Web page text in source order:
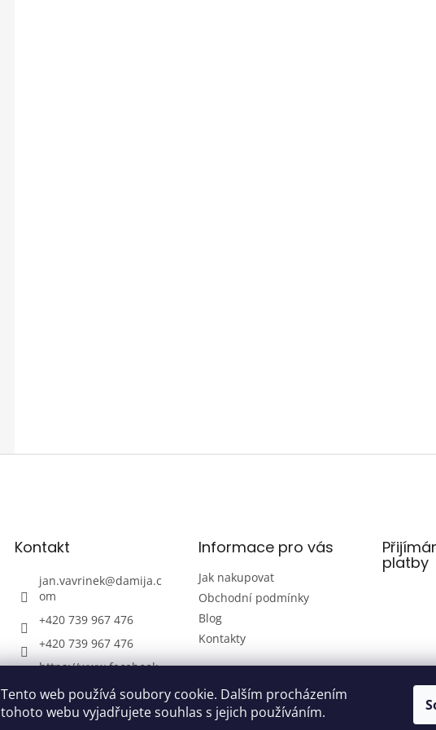
Tento web používá soubory cookie. Dalším procházením
tohoto webu vyjadřujete souhlas s jejich používáním.
Kontakt
jan.vavrinek@damija.c
om
+420 739 967 476
+420 739 967 476
https://www.facebook.
+420 739 967 476
Informace pro vás
Jak nakupovat
Obchodní podmínky
Blog
Kontakty
platby